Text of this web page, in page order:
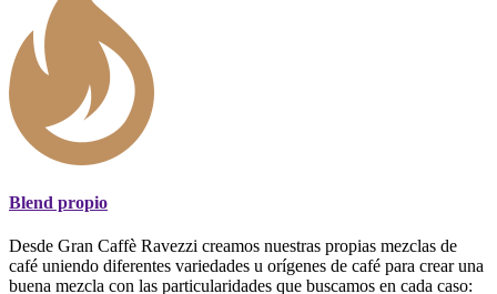
Blend propio
Desde Gran Caffè Ravezzi creamos nuestras propias mezclas de
café uniendo diferentes variedades u orígenes de café para crear una
buena mezcla con las particularidades que buscamos en cada caso: